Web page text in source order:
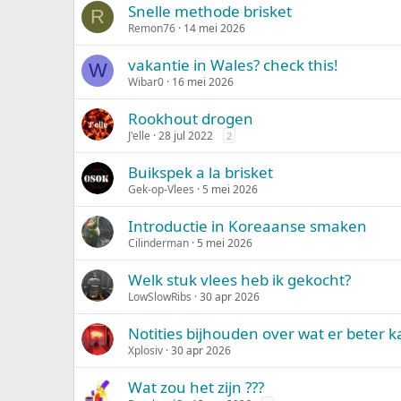
R Snelle methode brisket
Remon76 14 mei 2026
W vakantie in Wales? check this!
Wibar0 16 mei 2026
Rookhout drogen
J'elle 28 jul 2022 2
Buikspek a la brisket
Gek-op-Vlees 5 mei 2026
Introductie in Koreaanse smaken
Cilinderman 5 mei 2026
Welk stuk vlees heb ik gekocht?
LowSlowRibs 30 apr 2026
Notities bijhouden over wat er beter
Xplosiv 30 apr 2026
Wat zou het zijn ???